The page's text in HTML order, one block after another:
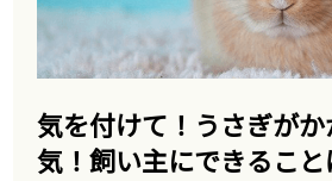
気を付けて！うさぎが
気！飼い主にできること